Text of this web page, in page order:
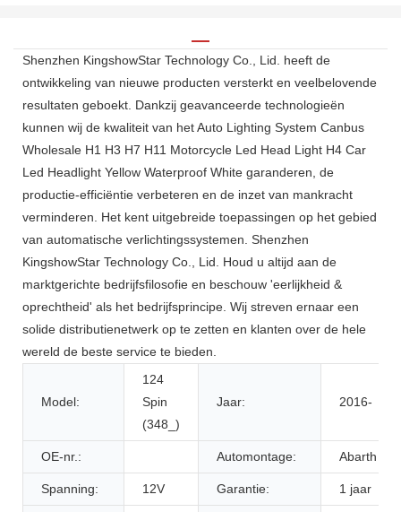
Shenzhen KingshowStar Technology Co., Lid. heeft de
ontwikkeling van nieuwe producten versterkt en veelbelovende
resultaten geboekt. Dankzij geavanceerde technologieën
kunnen wij de kwaliteit van het Auto Lighting System Canbus
Wholesale H1 H3 H7 H11 Motorcycle Led Head Light H4 Car
Led Headlight Yellow Waterproof White garanderen, de
productie-efficiëntie verbeteren en de inzet van mankracht
verminderen. Het kent uitgebreide toepassingen op het gebied
van automatische verlichtingssystemen. Shenzhen
KingshowStar Technology Co., Lid. Houd u altijd aan de
marktgerichte bedrijfsfilosofie en beschouw 'eerlijkheid &
oprechtheid' als het bedrijfsprincipe. Wij streven ernaar een
solide distributienetwerk op te zetten en klanten over de hele
wereld de beste service te bieden.
Model:
124
Spin
(348_)
Jaar: 2016-
OE-nr.: Automontage: Abarth
Spanning: 12V Garantie: 1 jaar